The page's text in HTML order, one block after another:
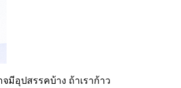
มีอุปสรรคบ้าง ถ้าเราก้าว